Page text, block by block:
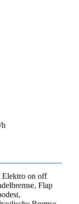
Elektro on off
Flap